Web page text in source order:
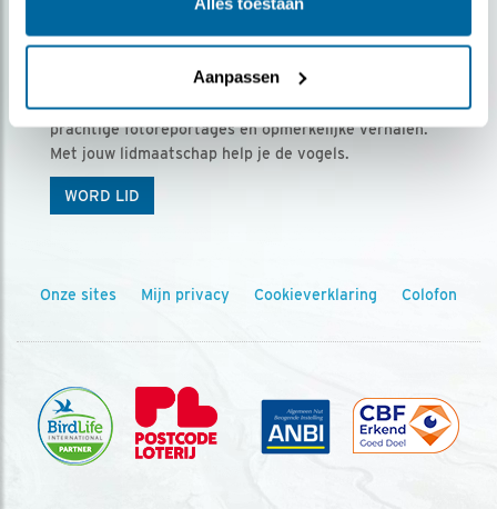
Aanpassen
Ontvang 5 x Vogels voor € 36,00 per jaar
Vogels is het tijdschrift voor onze leden, met
prachtige fotoreportages en opmerkelijke verhalen.
Met jouw lidmaatschap help je de vogels.
WORD LID
Onze sites Mijn privacy Cookieverklaring Colofon